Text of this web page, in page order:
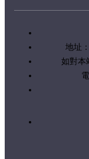
地址
如對本